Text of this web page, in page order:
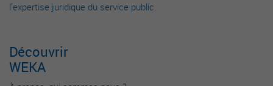
l’expertise juridique du service public.
Découvrir
WEKA